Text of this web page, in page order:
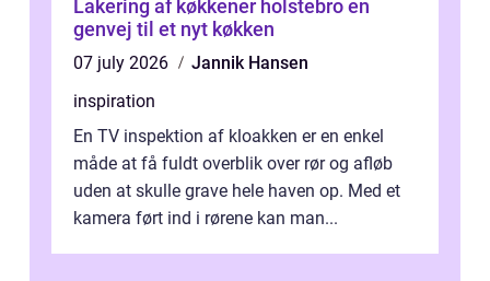
Lakering af køkkener holstebro en
genvej til et nyt køkken
07 july 2026
Jannik Hansen
inspiration
En TV inspektion af kloakken er en enkel
måde at få fuldt overblik over rør og afløb
uden at skulle grave hele haven op. Med et
kamera ført ind i rørene kan man...